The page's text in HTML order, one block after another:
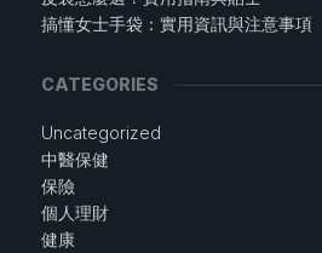
搞懂女士手袋：實用資訊與注意事項
CATEGORIES
Uncategorized
中醫保健
保險
個人理財
健康